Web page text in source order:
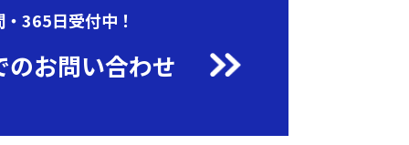
365日受付中！
のお問い合わせ